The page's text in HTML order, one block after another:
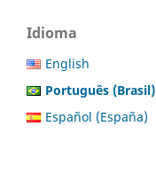
Idioma
English
Português (Brasil)
Español (España)